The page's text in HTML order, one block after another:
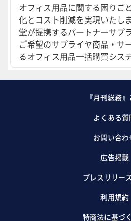
オフィス用品に関する困りご
化とコスト削減を実現いたし
堂が提携するパートナーサプ
ご希望のサプライヤ商品・サ
るオフィス用品一括購買シス
『月刊総務
よくある質
お問い合わ
広告掲載
プレスリリー
利用規約
特商法に基づ